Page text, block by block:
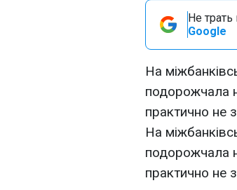
Не
Google
На
подорожчала
практично не
На
подорожчала
практично не